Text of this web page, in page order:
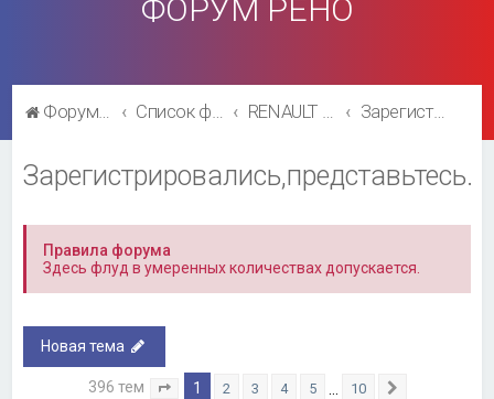
ФОРУМ РЕНО
Форум Рено Список форумов RENAULT SYMBOL CLUB Зарегистрировались,представьтесь.
Зарегистрировались,представьтесь.
Правила форума
Здесь флуд в умеренных количествах допускается.
Новая тема
396 тем Страница из 10
1 2 3 4 5 10